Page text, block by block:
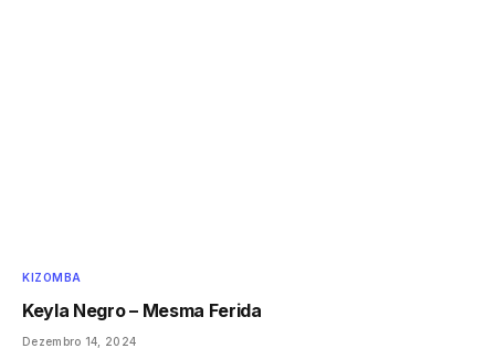
KIZOMBA
Keyla Negro – Mesma Ferida
Dezembro 14, 2024